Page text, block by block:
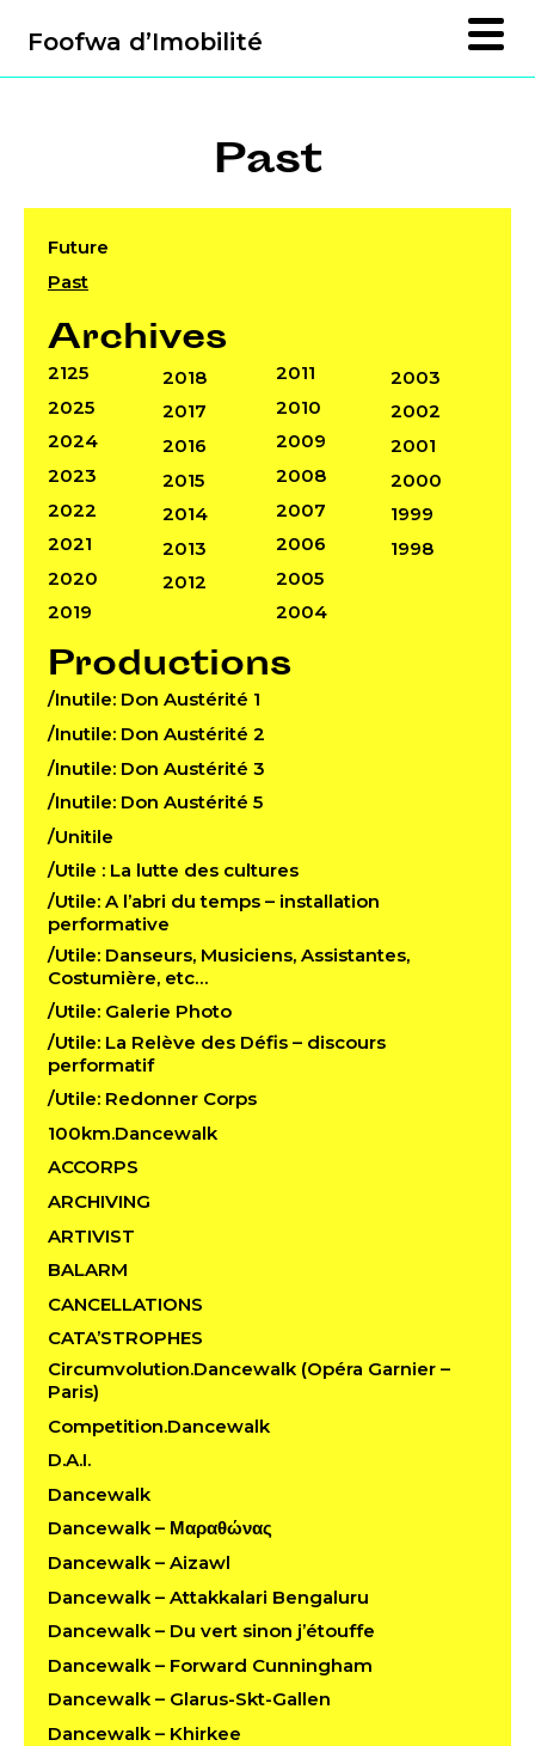
Foofwa d’Imobilité
Past
Future
Past
Archives
2125
2025
2024
2023
2022
2021
2020
2019
2018
2017
2016
2015
2014
2013
2012
2011
2010
2009
2008
2007
2006
2005
2004
2003
2002
2001
2000
1999
1998
Productions
/Inutile: Don Austérité 1
/Inutile: Don Austérité 2
/Inutile: Don Austérité 3
/Inutile: Don Austérité 5
/Unitile
/Utile : La lutte des cultures
/Utile: A l’abri du temps – installation
performative
/Utile: Danseurs, Musiciens, Assistantes,
Costumière, etc…
/Utile: Galerie Photo
/Utile: La Relève des Défis – discours
performatif
/Utile: Redonner Corps
100km.Dancewalk
ACCORPS
ARCHIVING
ARTIVIST
BALARM
CANCELLATIONS
CATA’STROPHES
Circumvolution.Dancewalk (Opéra Garnier –
Paris)
Competition.Dancewalk
D.A.I.
Dancewalk
Dancewalk – Μαραθώνας
Dancewalk – Aizawl
Dancewalk – Attakkalari Bengaluru
Dancewalk – Du vert sinon j’étouffe
Dancewalk – Forward Cunningham
Dancewalk – Glarus-Skt-Gallen
Dancewalk – Khirkee